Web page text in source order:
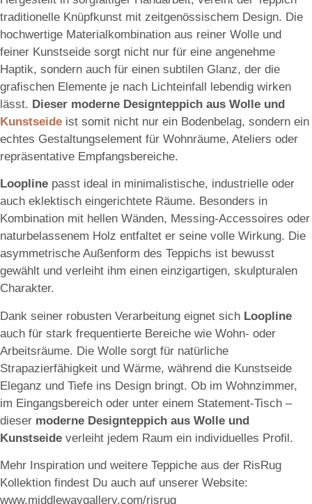
traditionelle Knüpfkunst mit zeitgenössischem Design. Die
hochwertige Materialkombination aus reiner Wolle und
feiner Kunstseide sorgt nicht nur für eine angenehme
Haptik, sondern auch für einen subtilen Glanz, der die
grafischen Elemente je nach Lichteinfall lebendig wirken
lässt. Dieser moderne Designteppich aus Wolle und
Kunstseide ist somit nicht nur ein Bodenbelag, sondern ein
echtes Gestaltungselement für Wohnräume, Ateliers oder
repräsentative Empfangsbereiche.
Loopline passt ideal in minimalistische, industrielle oder
auch eklektisch eingerichtete Räume. Besonders in
Kombination mit hellen Wänden, Messing-Accessoires oder
naturbelassenem Holz entfaltet er seine volle Wirkung. Die
asymmetrische Außenform des Teppichs ist bewusst
gewählt und verleiht ihm einen einzigartigen, skulpturalen
Charakter.
Dank seiner robusten Verarbeitung eignet sich Loopline
auch für stark frequentierte Bereiche wie Wohn- oder
Arbeitsräume. Die Wolle sorgt für natürliche
Strapazierfähigkeit und Wärme, während die Kunstseide
Eleganz und Tiefe ins Design bringt. Ob im Wohnzimmer,
im Eingangsbereich oder unter einem Statement-Tisch –
dieser moderne Designteppich aus Wolle und
Kunstseide verleiht jedem Raum ein individuelles Profil.
Mehr Inspiration und weitere Teppiche aus der RisRug
Kollektion findest Du auch auf unserer Website:
www.middlewaygallery.com/risrug